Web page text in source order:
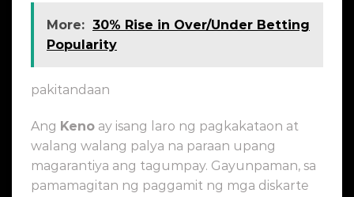
More: 30% Rise in Over/Under Betting
Popularity
pakitandaan
Ang Keno ay isang laro ng pagkakataon at
walang walang palya na paraan upang
magarantiya ang tagumpay. Gayunpaman, sa
pamamagitan ng paggamit ng mga diskarte